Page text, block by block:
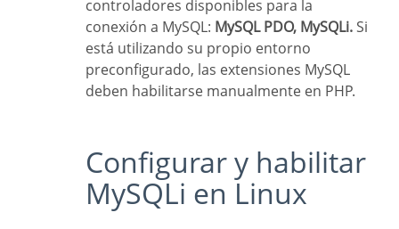
controladores disponibles para la
conexión a MySQL: MySQL PDO, MySQLi.Si
está utilizando su propio entorno
preconfigurado, las extensiones MySQL
deben habilitarse manualmente en PHP.
Configurar y habilitar
MySQLi en Linux